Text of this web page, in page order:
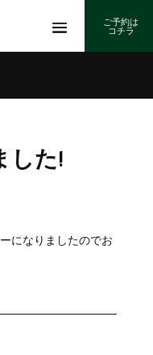
ご予約は
コチラ
した!
になりましたのでお